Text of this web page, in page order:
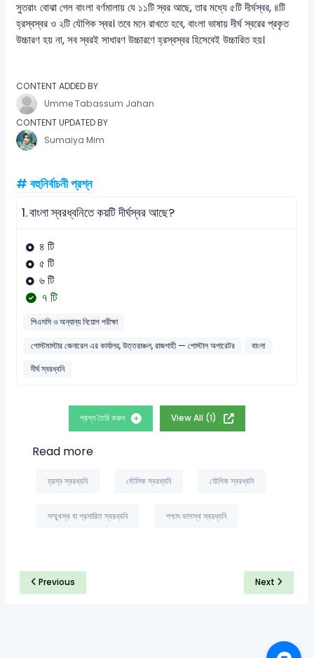
সুতরাং বোঝা গেল বাংলা বর্ণমালায় যে ১১টি স্বর আছে, তার মধ্যে ৫টি দীর্ঘস্বর, ৪টি
হ্রস্বস্বর ও ২টি যৌগিক স্বর। তবে মনে রাখতে হবে, বাংলা ভাষায় দীর্ঘ স্বরের প্রকৃত
উচ্চারণ হয় না, সব স্বরই সাধারণ উচ্চারণে হ্রস্বস্বর হিসেবেই উচ্চারিত হয়।
CONTENT ADDED BY
Umme Tabassum Jahan
CONTENT UPDATED BY
Sumaiya Mim
# বহুনির্বাচনী প্রশ্ন
1.বাংলা স্বরধ্বনিতে কয়টি দীর্ঘস্বর আছে?
৪ টি
৫ টি
৬ টি
৭ টি
পিএসসি ও অন্যান্য নিয়োগ পরীক্ষা
পোস্টমাস্টার জেনারেল এর কার্যালয়, উত্তরাঞ্চল, রাজশাহী — পোস্টাল অপারেটর
বাংলা
দীর্ঘ স্বরধ্বনি
প্রশ্ন তৈরি করুন View All (1)
Read more
হ্রস্ব স্বরধ্বনি মৌলিক স্বরধ্বনি যৌগিক স্বরধ্বনি
সম্মুখস্থ বা প্রসারিত স্বরধ্বনি পশ্চাৎ ভাগস্থ স্বরধ্বনি
Previous Next